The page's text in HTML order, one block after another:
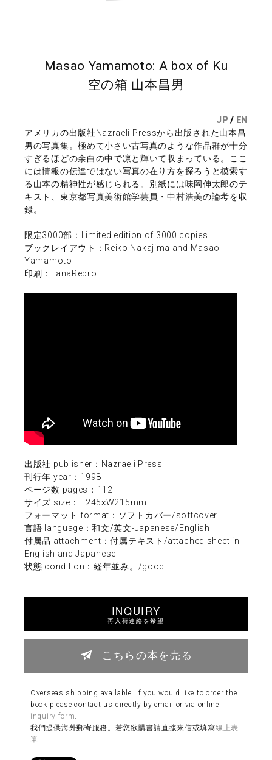
Masao Yamamoto: A box of Ku
空の箱 山本昌男
JP / EN
アメリカの出版社Nazraeli Pressから出版された山本昌
男の写真集。極めて小さい古写真のような作品群が十分
すぎるほどの余白の中で凛と輝いて収まっている。ここ
には情報の伝達ではない写真の在り方を探ろうと模索す
る山本の精神性が感じられる。別紙には味岡伸太郎のテ
キスト、東京都写真美術館学芸員・中村浩美の論考を収
録。
限定3000部：Limited edition of 3000 copies
ブックレイアウト：Reiko Nakajima and Masao
Yamamoto
印刷：LanaRepro
出版社 publisher：Nazraeli Press
刊行年 year：1998
ページ数 pages：112
サイズ size：H245×W215mm
フォーマット format：ソフトカバー/softcover
言語 language：和文/英文-Japanese/English
付属品 attachment：付属テキスト/attached sheet in
English and Japanese
状態 condition：経年並み。/good
INQUIRY
再入荷連絡を希望
こちらの本を売る
Overseas shipping available. If you would like to order the
book please contact us directly by email or via online
inquiry form
我們提供海外郵寄服務。若您欲購書請直接來信或填寫線上表
單